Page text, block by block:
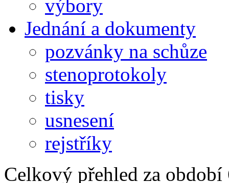
výbory
Jednání a dokumenty
pozvánky na schůze
stenoprotokoly
tisky
usnesení
rejstříky
Celkový přehled za